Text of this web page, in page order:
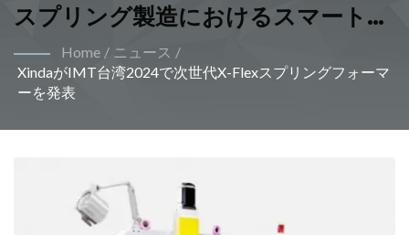
スプリング製造におけるスマートア
ップグレード：効率と品質のウィン
ウィン | Xinda からの専門機を使用
Home / ニュース /
XindaがIMT台湾2024で次世代X-Flexスプリングフォーマ
ーを発表